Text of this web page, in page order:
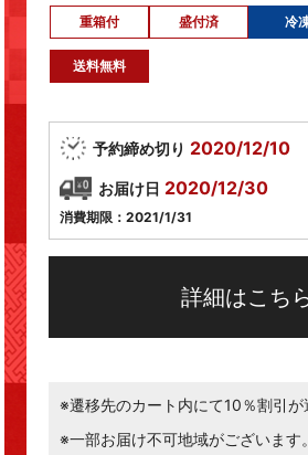
重箱付 盛付済 冷
送料無料
予約締め切り 2020/12/10
お届け日 2020/12/30
消費期限：2021/1/31
詳細はこち
※遷移先のカート内にて10％割引が
※一部お届け不可地域がございます。